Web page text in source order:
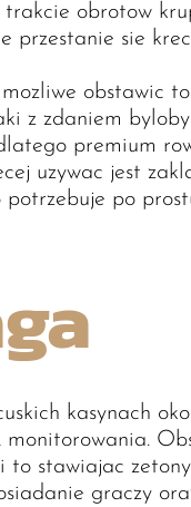
obrotow
przestanie sie
obstawic
z zdaniem
premium
uzywac jest
po
kasynach
stawiajac
graczy